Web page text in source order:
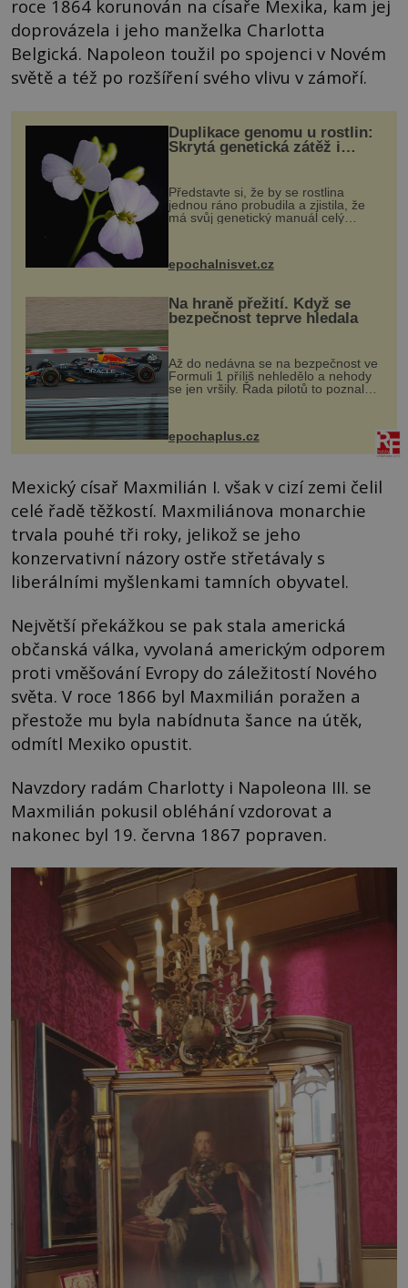
roce 1864 korunován na císaře Mexika, kam jej
doprovázela i jeho manželka Charlotta
Belgická. Napoleon toužil po spojenci v Novém
světě a též po rozšíření svého vlivu v zámoří.
Duplikace genomu u rostlin:
Skrytá genetická zátěž i
Představte si, že by se rostlina
jednou ráno probudila a zjistila, že
má svůj genetický manuál celý
vstupenka...
epochalnisvet.cz
Na hraně přežití. Když se
bezpečnost teprve hledala
Až do nedávna se na bezpečnost ve
Formuli 1 příliš nehledělo a nehody
se jen vršily. Řada pilotů to poznala
na vlastní kůži, často s trvalými
následky nebo bohužel i ztrátou
života. Dnes nepochopiteln...
epochaplus.cz
Mexický císař Maxmilián I. však v cizí zemi čelil
celé řadě těžkostí. Maxmiliánova monarchie
trvala pouhé tři roky, jelikož se jeho
konzervativní názory ostře střetávaly s
liberálními myšlenkami tamních obyvatel.
Největší překážkou se pak stala americká
občanská válka, vyvolaná americkým odporem
proti vměšování Evropy do záležitostí Nového
světa. V roce 1866 byl Maxmilián poražen a
přestože mu byla nabídnuta šance na útěk,
odmítl Mexiko opustit.
Navzdory radám Charlotty i Napoleona III. se
Maxmilián pokusil obléhání vzdorovat a
nakonec byl 19. června 1867 popraven.